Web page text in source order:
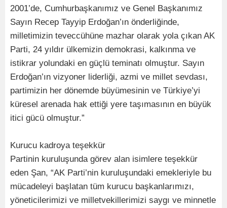
2001’de, Cumhurbaşkanımız ve Genel Başkanımız
Sayın Recep Tayyip Erdoğan’ın önderliğinde,
milletimizin teveccühüne mazhar olarak yola çıkan AK
Parti, 24 yıldır ülkemizin demokrasi, kalkınma ve
istikrar yolundaki en güçlü teminatı olmuştur. Sayın
Erdoğan’ın vizyoner liderliği, azmi ve millet sevdası,
partimizin her dönemde büyümesinin ve Türkiye’yi
küresel arenada hak ettiği yere taşımasının en büyük
itici gücü olmuştur.”
Kurucu kadroya teşekkür
Partinin kuruluşunda görev alan isimlere teşekkür
eden Şan, “AK Parti’nin kuruluşundaki emekleriyle bu
mücadeleyi başlatan tüm kurucu başkanlarımızı,
yöneticilerimizi ve milletvekillerimizi saygı ve minnetle